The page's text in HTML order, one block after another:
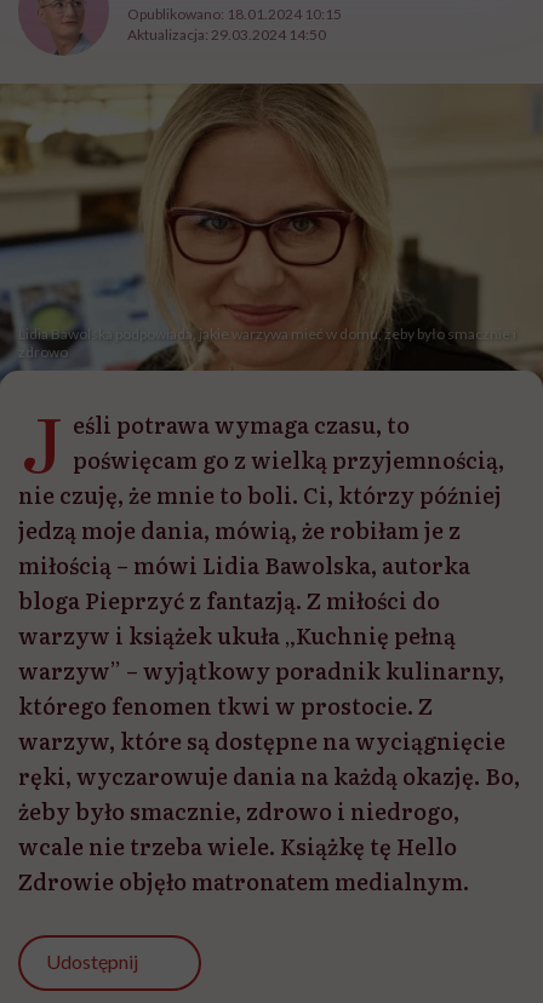
Opublikowano: 18.01.2024 10:15
Aktualizacja: 29.03.2024 14:50
Lidia Bawolska podpowiada, jakie warzywa mieć w domu, żeby było smacznie i
zdrowo
J eśli potrawa wymaga czasu, to
poświęcam go z wielką przyjemnością,
nie czuję, że mnie to boli. Ci, którzy później
jedzą moje dania, mówią, że robiłam je z
miłością – mówi Lidia Bawolska, autorka
bloga Pieprzyć z fantazją. Z miłości do
warzyw i książek ukuła „Kuchnię pełną
warzyw” – wyjątkowy poradnik kulinarny,
którego fenomen tkwi w prostocie. Z
warzyw, które są dostępne na wyciągnięcie
ręki, wyczarowuje dania na każdą okazję. Bo,
żeby było smacznie, zdrowo i niedrogo,
wcale nie trzeba wiele. Książkę tę Hello
Zdrowie objęło matronatem medialnym.
Udostępnij